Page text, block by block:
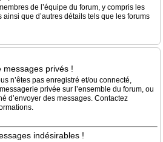
de l’équipe du forum, y compris les
que d’autres détails tels que les forums
messages privés !
n’êtes pas enregistré et/ou connecté,
privée sur l’ensemble du forum, ou
d’envoyer des messages. Contactez
indésirables !